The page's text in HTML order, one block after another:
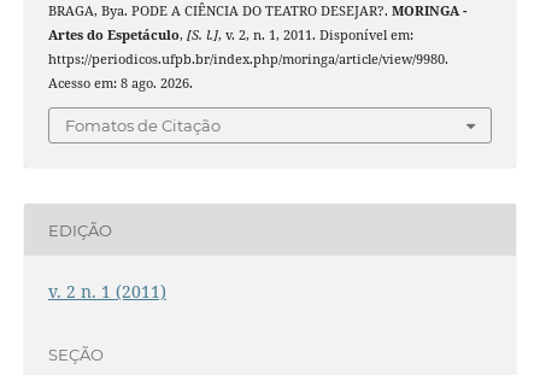
BRAGA, Bya. PODE A CIÊNCIA DO TEATRO DESEJAR?. MORINGA -
Artes do Espetáculo, [S. l.], v. 2, n. 1, 2011. Disponível em:
https://periodicos.ufpb.br/index.php/moringa/article/view/9980.
Acesso em: 8 ago. 2026.
Fomatos de Citação
EDIÇÃO
v. 2 n. 1 (2011)
SEÇÃO